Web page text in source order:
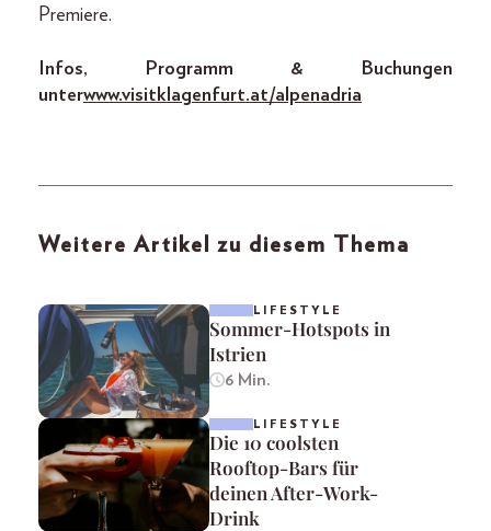
Premiere.
Infos, Programm & Buchungen
unterwww.visitklagenfurt.at/alpenadria
Weitere Artikel zu diesem Thema
LIFESTYLE
Sommer-Hotspots in
Istrien
6 Min.
LIFESTYLE
Die 10 coolsten
Rooftop-Bars für
deinen After-Work-
Drink